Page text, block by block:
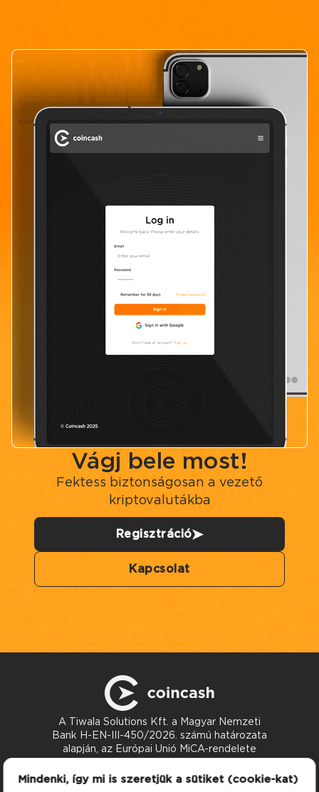
Vágj bele most!
Fektess biztonságosan a vezető
kriptovalutákba
Regisztráció
Kapcsolat
A Tiwala Solutions Kft. a Magyar Nemzeti
Bank H-EN-III-450/2026. számú határozata
alapján, az Európai Unió MiCA-rendelete
szerint nyújt kriptoeszköz-szolgáltatásokat.
Kapcsolat
Mindenki, így mi is szeretjük a sütiket (cookie-kat)